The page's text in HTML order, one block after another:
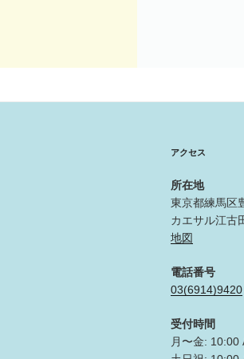
アクセス
所在地
東京都練馬区
カエサル江古
地図
電話番号
03(6914)9420
受付時間
月〜金: 10:00